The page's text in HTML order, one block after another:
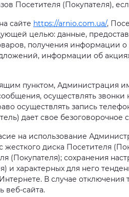
Посетителя (Покупателя),
сайте https://arnio.com.ua/,
целью: данные,
получения информации
информации об
пунктом, Администрация
осуществлять
осуществлять запись
дает свое безоговорочное
на использование
диска Посетителя
(Покупателя); сохранения
и характерных для него
В случае отключения
веб-сайта.